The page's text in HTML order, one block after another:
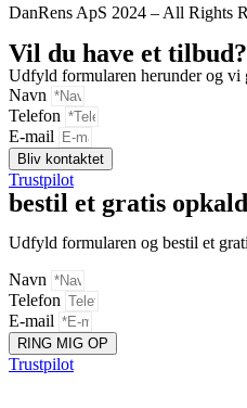
DanRens ApS 2024 – All Rights
Vil du have et tilbud?
Udfyld formularen herunder og vi
Navn
Telefon
E-mail
Bliv kontaktet
Trustpilot
bestil et gratis opkald
Udfyld formularen og bestil et
Navn
Telefon
E-mail
RING MIG OP
Trustpilot